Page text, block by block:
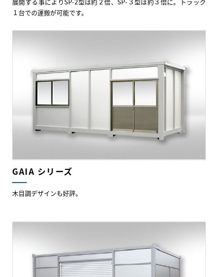
１台での運搬が可能です。
GAIA シリーズ
木目調デザインも好評。